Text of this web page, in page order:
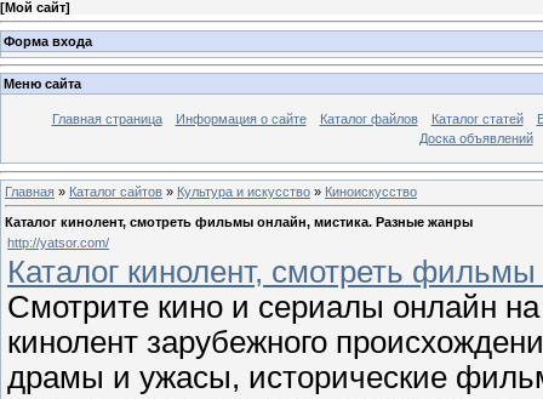
[Мой сайт]
Форма входа
Меню сайта
Главная страница Информация о сайте Каталог файлов Каталог статей
Доска объявлений
Главная » Каталог сайтов » Культура и искусство » Киноискусство
Каталог кинолент, смотреть фильмы онлайн, мистика. Разные жанры
http://yatsor.com/
Каталог кинолент, смотреть
Смотрите кино и сериалы онлайн
кинолент зарубежного
драмы и ужасы, исторические